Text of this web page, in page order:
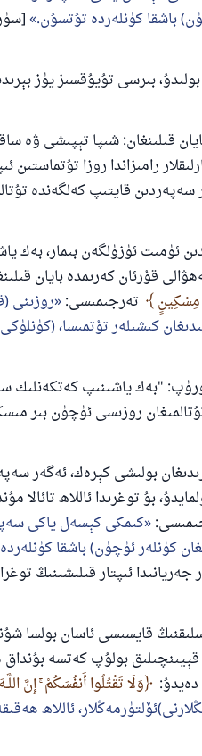
باشقا كۈنلەردە تۇتسۇن.
بىرسى تۇيۇقسىز يۈز
قىلىنغان: شىپا تېپىشى ۋە
رامىزاندا روزا تۇتماستىن
قايتىپ كەلگەندە
ئۈمىت ئۈزۈلگەن بىمار، بەك
قۇرئان كەرىمدە بايان
مِسْكِينٍ تەرجىمىسى: روزىنى
كىشىلەر تۇتمىسا،
"بەك ياشىنىپ كەتكەنلىك
روزىسى ئۈچۈن بىر
بولىشى كېرەك، ئەگەر
بۇ توغرىدا ئاللاھ تائالا
كىمكى كېسەل ياكى
كۈنلەر ئۈچۈن) باشقا
سەپەر جەريانىدا ئىپتار قىلىشىنىڭ توغرا
قايسىسى ئاسان بولسا
بولۇپ كەتسە بۇنداق
دەيدۇ:
وَلَا تَقْتُلُوا أَنفُسَكُمْ ۚ إِنَّ
ئاللاھ